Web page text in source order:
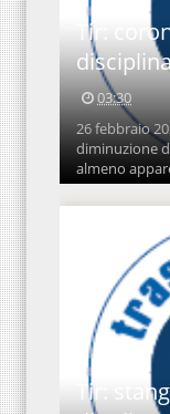
Tir:
03:30
26 febbraio
diminuzione
almeno
Tir: